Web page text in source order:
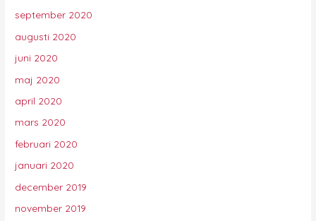
september 2020
augusti 2020
juni 2020
maj 2020
april 2020
mars 2020
februari 2020
januari 2020
december 2019
november 2019